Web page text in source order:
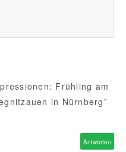
Frühling am
in Nürnberg”
Antworten